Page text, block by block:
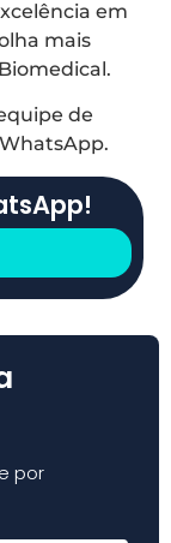
em
mais
de
por